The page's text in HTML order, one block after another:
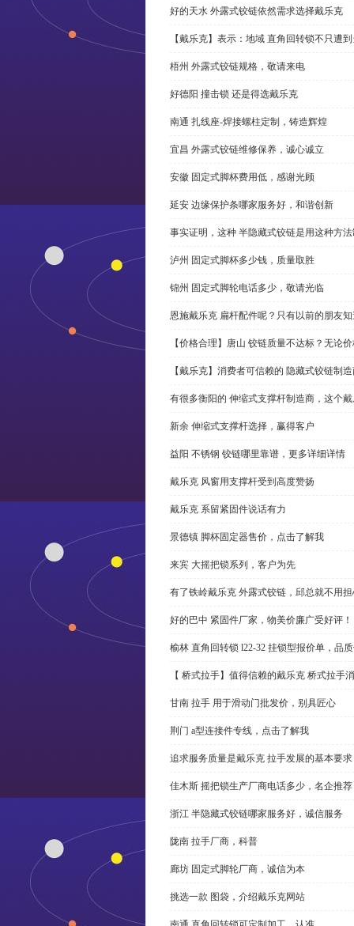
好的天水 外露式铰链依然需求选择戴乐克
【戴乐克】表示：地域 直角回转锁不只遭
梧州 外露式铰链规格，敬请来电
好德阳 撞击锁 还是得选戴乐克
南通 扎线座-焊接螺柱定制，铸造辉煌
宜昌 外露式铰链维修保养，诚心诚立
安徽 固定式脚杯费用低，感谢光顾
延安 边缘保护条哪家服务好，和谐创新
事实证明，这种 半隐藏式铰链是用这种方
泸州 固定式脚杯多少钱，质量取胜
锦州 固定式脚轮电话多少，敬请光临
恩施戴乐克 扁杆配件呢？只有以前的朋友
【价格合理】唐山 铰链质量不达标？无论
【戴乐克】消费者可信赖的 隐藏式铰链制
有很多衡阳的 伸缩式支撑杆制造商，这个
新余 伸缩式支撑杆选择，赢得客户
益阳 不锈钢 铰链哪里靠谱，更多详细详情
戴乐克 风窗用支撑杆受到高度赞扬
戴乐克 系留紧固件说话有力
景德镇 脚杯固定器售价，点击了解我
来宾 大摇把锁系列，客户为先
有了铁岭戴乐克 外露式铰链，邱总就不用
好的巴中 紧固件厂家，物美价廉广受好评！
榆林 直角回转锁 l22-32 挂锁型报价单，品
【 桥式拉手】值得信赖的戴乐克 桥式拉手
甘南 拉手 用于滑动门批发价，别具匠心
荆门 a型连接件专线，点击了解我
追求服务质量是戴乐克 拉手发展的基本要求
佳木斯 摇把锁生产厂商电话多少，名企推荐
浙江 半隐藏式铰链哪家服务好，诚信服务
陇南 拉手厂商，科普
廊坊 固定式脚轮厂商，诚信为本
挑选一款 图袋，介绍戴乐克网站